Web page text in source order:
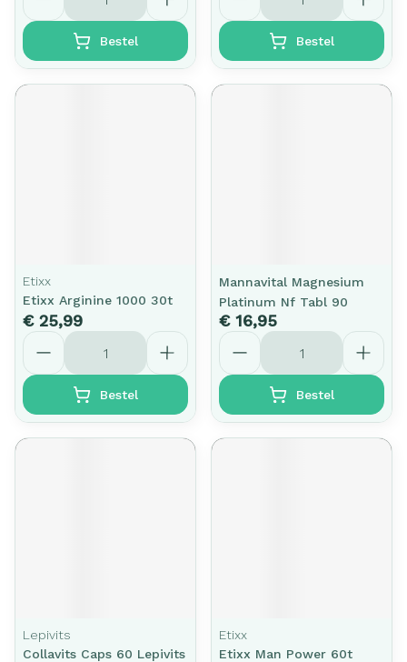
Bestel Bestel
Etixx
Etixx Arginine 1000 30t
€ 25,99
Aantal
Bestel
Mannavital Magnesium
Platinum Nf Tabl 90
€ 16,95
Aantal
Bestel
Lepivits
Collavits Caps 60 Lepivits
Etixx
Etixx Man Power 60t